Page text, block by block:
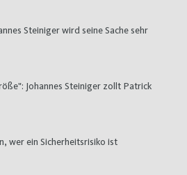
Steiniger wird seine Sache sehr
Johannes Steiniger zollt Patrick
wer ein Sicherheitsrisiko ist